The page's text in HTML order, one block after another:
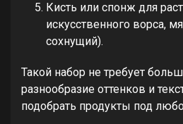
Кисть или спонж для
искусственного ворса,
сохнущий).
Такой набор не требует
разнообразие оттенков и
подобрать продукты под